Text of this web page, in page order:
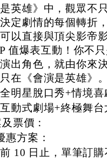
英雄》中，觀眾不
決定劇情的每個轉折
可以直接與頂尖影帝
值爆表互動！你不
出角色，就由你來
在《會演是英雄》。
明星脫口秀+情境喜
動式劇場+終極舞台
票價：
惠方案：
10 日止，單筆訂